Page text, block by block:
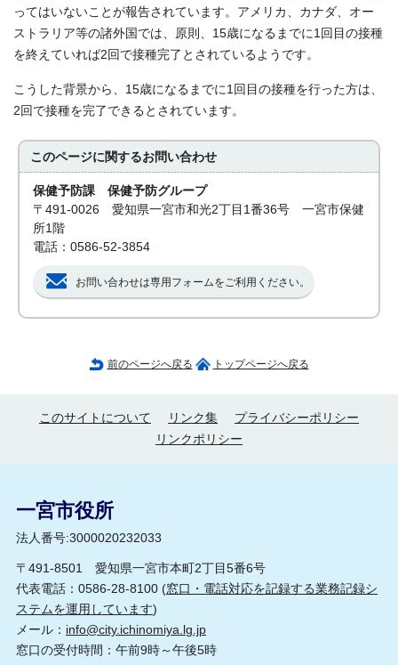
ってはいないことが報告されています。アメリカ、カナダ、オー
ストラリア等の諸外国では、原則、15歳になるまでに1回目の接種
を終えていれば2回で接種完了とされているようです。
こうした背景から、15歳になるまでに1回目の接種を行った方は、
2回で接種を完了できるとされています。
このページに関するお問い合わせ
保健予防課 保健予防グループ
〒491-0026 愛知県一宮市和光2丁目1番36号 一宮市保健
所1階
電話：0586-52-3854
お問い合わせは専用フォームをご利用ください。
前のページへ戻る トップページへ戻る
このサイトについて リンク集
プライバシーポリシー
リンクポリシー
一宮市役所
法人番号:3000020232033
〒491-8501 愛知県一宮市本町2丁目5番6号
代表電話：0586-28-8100 (窓口・電話対応を記録する業務記録シ
ステムを運用しています)
メール： info@city.ichinomiya.lg.jp
窓口の受付時間：午前9時～午後5時